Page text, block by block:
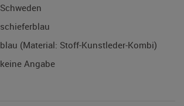
Schweden
schieferblau
blau (Material: Stoff-Kunstleder-Kombi)
keine Angabe